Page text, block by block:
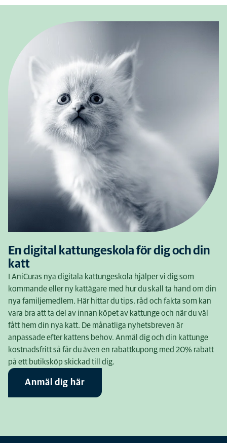
Ragdoll är en stor och kraftig katt med lång, mjuk päls och
blir ofta som en “levande gosedjur”. Rasen bildar starka band
med sina ägare och trivs bäst i sociala hem.
En digital kattungeskola för dig och din
katt
I AniCuras nya digitala kattungeskola hjälper vi dig som
kommande eller ny kattägare med hur du skall ta hand om din
nya familjemedlem. Här hittar du tips, råd och fakta som kan
vara bra att ta del av innan köpet av kattunge och när du väl
fått hem din nya katt. De månatliga nyhetsbreven är
anpassade efter kattens behov. Anmäl dig och din kattunge
kostnadsfritt så får du även en rabattkupong med 20% rabatt
på ett butiksköp skickad till dig.
Anmäl dig här